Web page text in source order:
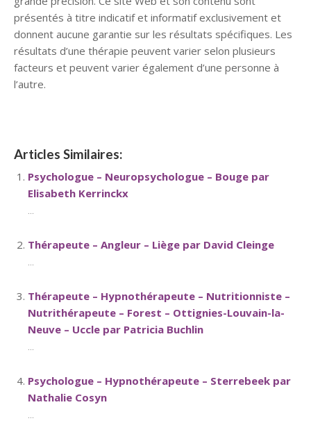
présentés à titre indicatif et informatif exclusivement et
donnent aucune garantie sur les résultats spécifiques. Les
résultats d’une thérapie peuvent varier selon plusieurs
facteurs et peuvent varier également d’une personne à
l’autre.
Articles Similaires:
Psychologue – Neuropsychologue – Bouge par
Elisabeth Kerrinckx
...
Thérapeute – Angleur – Liège par David Cleinge
...
Thérapeute – Hypnothérapeute – Nutritionniste –
Nutrithérapeute – Forest – Ottignies-Louvain-la-
Neuve – Uccle par Patricia Buchlin
...
Psychologue – Hypnothérapeute – Sterrebeek par
Nathalie Cosyn
...